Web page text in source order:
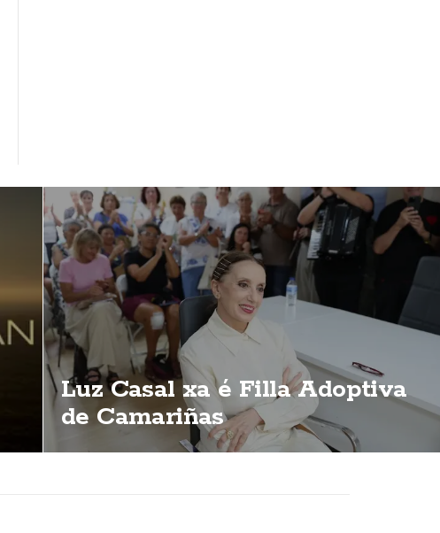
Luz Casal xa é Filla Adoptiva
de Camariñas